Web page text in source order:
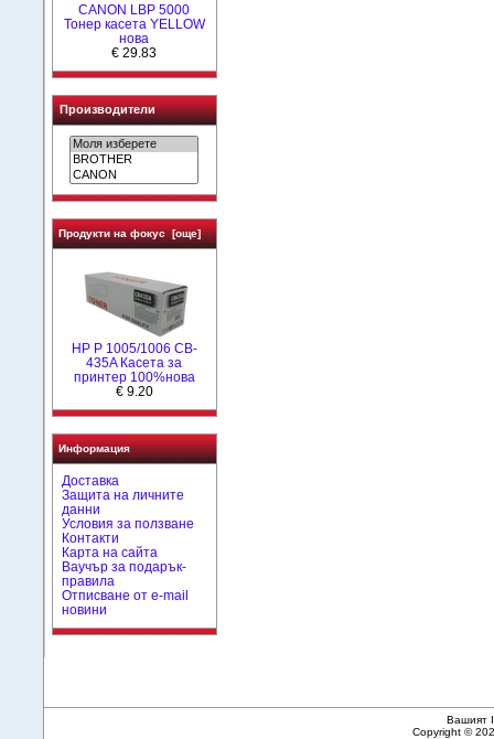
CANON LBP 5000
Тонер касета YELLOW
нова
€ 29.83
Производители
Продукти на фокус [още]
HP P 1005/1006 CB-
435A Касета за
принтер 100%нова
€ 9.20
Информация
Доставка
Защита на личните
данни
Условия за ползване
Контакти
Карта на сайта
Ваучър за подарък-
правила
Отписване от e-mail
новини
Вашият
Copyright ©